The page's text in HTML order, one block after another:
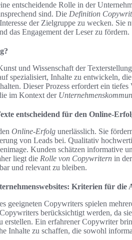
entscheidende Rolle in der
sind. Die Definition
der Zielgruppe zu wecken.
das Engagement der Leser zu fördern.
und Wissenschaft der
spezialisiert, Inhalte zu entwickeln,
Dieser Prozess erfordert ein
im Kontext der
entscheidend für den Online-
Online-Erfolg unerlässlich. Sie
von Leads bei. Qualitativ
Kunden schätzen informative
liegt die Rolle von Copywritern in
und relevant zu bleiben.
Kriterien für die
geeigneten Copywriters spielen
berücksichtigt werden, da
erstellen. Ein erfahrener Copywriter
Inhalte zu schaffen, die sowohl